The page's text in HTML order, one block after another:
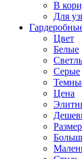
В
Для
Цвет
Белые
Серые
Цена